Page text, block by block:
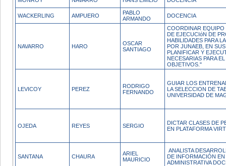
WACKERLING AMPUERO
PABLO
ARMANDO
DOCENCIA
NAVARRO HARO
OSCAR
SANTIAGO
COORDINAR EQUIPO
DE EJECUCIóN DE
HABILIDADES PARA
POR JUNAEB, EN
PLANIFICAR Y
NECESARIAS PARA
OBJETIVOS."
LEVICOY PEREZ
RODRIGO
FERNANDO
GUIAR LOS
LA SELECCION DE
UNIVERSIDAD DE
OJEDA REYES SERGIO
DICTAR CLASES DE
EN PLATAFORMA
SANTANA CHAURA
ARIEL
MAURICIO
ANALISTA
DE INFORMACIÓN EN
ADMINISTRATIVA